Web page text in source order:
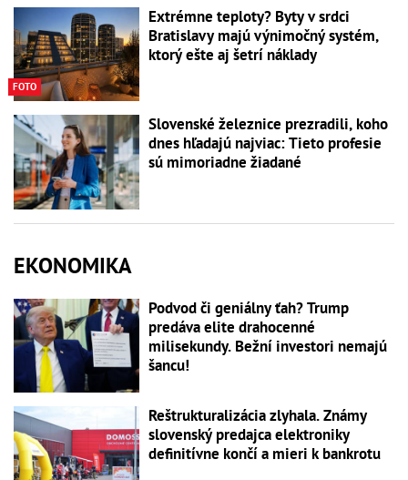
FOTO
Extrémne teploty? Byty v srdci
Bratislavy majú výnimočný systém,
ktorý ešte aj šetrí náklady
Slovenské železnice prezradili, koho
dnes hľadajú najviac: Tieto profesie
sú mimoriadne žiadané
EKONOMIKA
Podvod či geniálny ťah? Trump
predáva elite drahocenné
milisekundy. Bežní investori nemajú
šancu!
Reštrukturalizácia zlyhala. Známy
slovenský predajca elektroniky
definitívne končí a mieri k bankrotu